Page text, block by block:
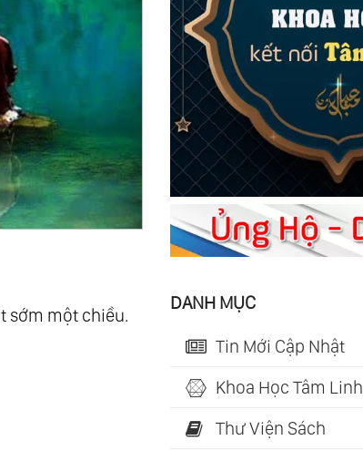
sớm một chiều.
DANH MỤC
Tin Mới Cập Nhật
Khoa Học Tâm Linh
Thư Viện Sách